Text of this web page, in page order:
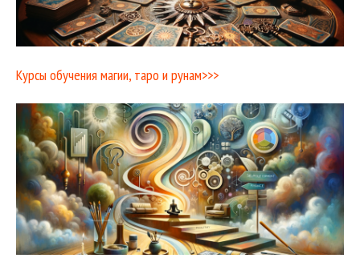
Курсы обучения магии, таро и рунам>>>